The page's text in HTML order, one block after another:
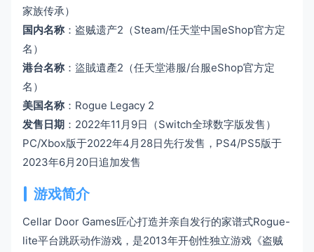
家族传承）
国内名称：盗贼遗产2（Steam/任天堂中国eShop官方定
名）
港台名称：盜賊遺產2（任天堂港服/台服eShop官方定
名）
美国名称：Rogue Legacy 2
发售日期 ：2022年11月9日（Switch全球数字版发售）
PC/Xbox版于2022年4月28日先行发售，PS4/PS5版于
2023年6月20日追加发售
游戏简介
Cellar Door Games匠心打造并亲自发行的家谱式Rogue-
lite平台跳跃动作游戏，是2013年开创性独立游戏《盗贼